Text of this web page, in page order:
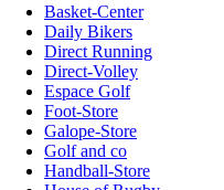
Basket-Center
Daily Bikers
Direct Running
Direct-Volley
Espace Golf
Foot-Store
Galope-Store
Golf and co
Handball-Store